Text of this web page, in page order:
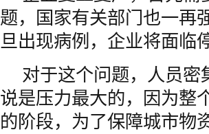
题，国家有关部门也一再
旦出现病例，企业将面临
对于这个问题，人员密
说是压力最大的，因为整
的阶段，为了保障城市物